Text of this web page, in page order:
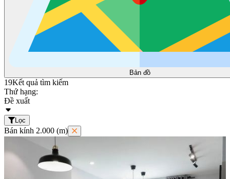
Bản đồ
19Kết quả tìm kiếm
Thứ hạng:
Đề xuất
Lọc
Bán kính 2.000 (m)